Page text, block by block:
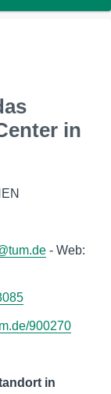
in
- Web:
900270
in